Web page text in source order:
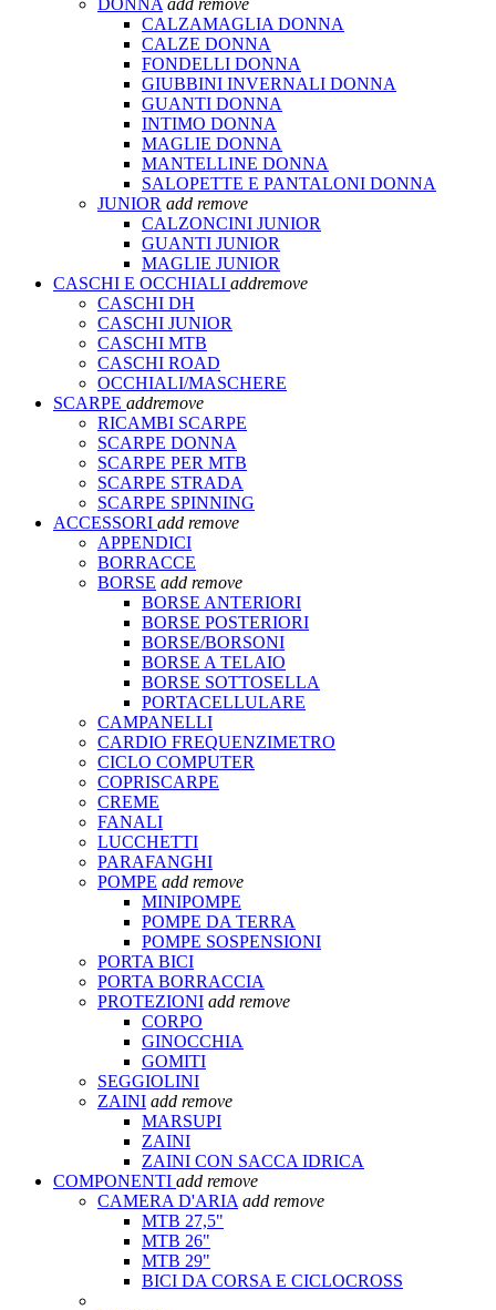
DONNA add remove
CALZAMAGLIA DONNA
CALZE DONNA
FONDELLI DONNA
GIUBBINI INVERNALI DONNA
GUANTI DONNA
INTIMO DONNA
MAGLIE DONNA
MANTELLINE DONNA
SALOPETTE E PANTALONI DONNA
JUNIOR add remove
CALZONCINI JUNIOR
GUANTI JUNIOR
MAGLIE JUNIOR
CASCHI E OCCHIALI addremove
CASCHI DH
CASCHI JUNIOR
CASCHI MTB
CASCHI ROAD
OCCHIALI/MASCHERE
SCARPE addremove
RICAMBI SCARPE
SCARPE DONNA
SCARPE PER MTB
SCARPE STRADA
SCARPE SPINNING
ACCESSORI add remove
APPENDICI
BORRACCE
BORSE add remove
BORSE ANTERIORI
BORSE POSTERIORI
BORSE/BORSONI
BORSE A TELAIO
BORSE SOTTOSELLA
PORTACELLULARE
CAMPANELLI
CARDIO FREQUENZIMETRO
CICLO COMPUTER
COPRISCARPE
CREME
FANALI
LUCCHETTI
PARAFANGHI
POMPE add remove
MINIPOMPE
POMPE DA TERRA
POMPE SOSPENSIONI
PORTA BICI
PORTA BORRACCIA
PROTEZIONI add remove
CORPO
GINOCCHIA
GOMITI
SEGGIOLINI
ZAINI add remove
MARSUPI
ZAINI
ZAINI CON SACCA IDRICA
COMPONENTI add remove
CAMERA D'ARIA add remove
MTB 27,5"
MTB 26"
MTB 29"
BICI DA CORSA E CICLOCROSS